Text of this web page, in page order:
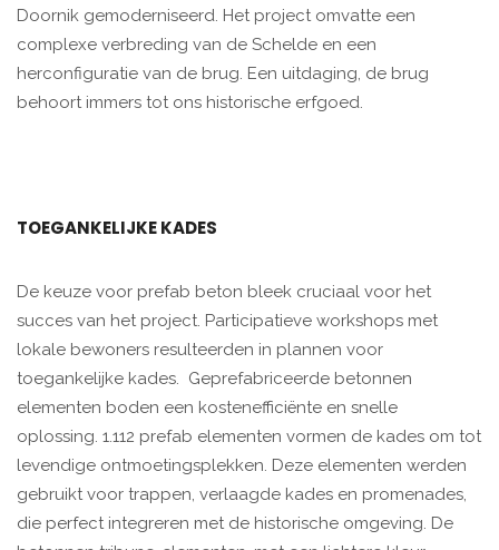
Doornik gemoderniseerd. Het project omvatte een
complexe verbreding van de Schelde en een
herconfiguratie van de brug. Een uitdaging, de brug
behoort immers tot ons historische erfgoed.
TOEGANKELIJKE KADES
De keuze voor prefab beton bleek cruciaal voor het
succes van het project. Participatieve workshops met
lokale bewoners resulteerden in plannen voor
toegankelijke kades. Geprefabriceerde betonnen
elementen boden een kostenefficiënte en snelle
oplossing. 1.112 prefab elementen vormen de kades om tot
levendige ontmoetingsplekken. Deze elementen werden
gebruikt voor trappen, verlaagde kades en promenades,
die perfect integreren met de historische omgeving. De